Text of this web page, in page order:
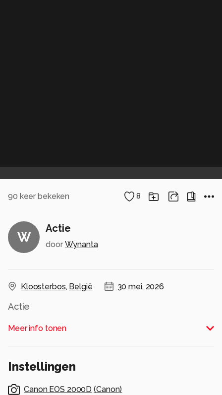
90 keer bekeken 8
W
Actie
door Wynanta
Kloosterbos, België 30 mei, 2026
Actie
Alle rechten voorbehouden
Meer info tonen
Instellingen
Canon EOS 2000D (Canon)